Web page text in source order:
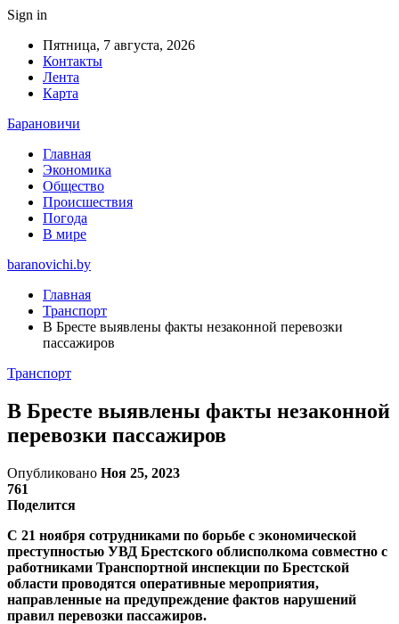
Sign in
Пятница, 7 августа, 2026
Контакты
Лента
Карта
Барановичи
Главная
Экономика
Общество
Происшествия
Погода
В мире
baranovichi.by
Главная
Транспорт
В Бресте выявлены факты незаконной перевозки
пассажиров
Транспорт
В Бресте выявлены факты незаконной
перевозки пассажиров
Опубликовано Ноя 25, 2023
761
Поделится
С 21 ноября сотрудниками по борьбе с экономической
преступностью УВД Брестского облисполкома совместно с
работниками Транспортной инспекции по Брестской
области проводятся оперативные мероприятия,
направленные на предупреждение фактов нарушений
правил перевозки пассажиров.